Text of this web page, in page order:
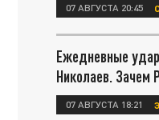
07 АВГУСТА 20:45
Ежедневные
Николаев. Зачем
07 АВГУСТА 18:21